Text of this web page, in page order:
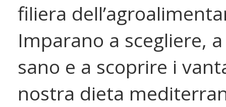
filiera
Imparano a scegliere,
sano e a scoprire i
nostra dieta